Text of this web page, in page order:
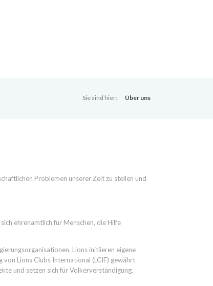
Sie sind hier: Über uns
Problemen unserer Zeit zu stellen und
ehrenamtlich für Menschen, die Hilfe
Lions initiieren eigene
Lions Clubs International (LCIF) gewährt
und setzen sich für Völkerverständigung,